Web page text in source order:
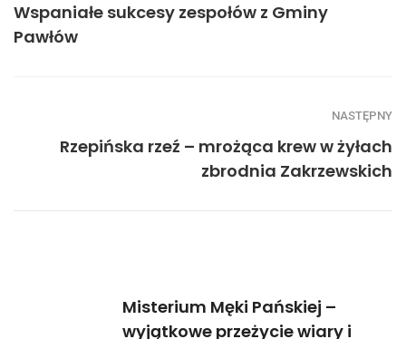
Wspaniałe sukcesy zespołów z Gminy
Pawłów
NASTĘPNY
Rzepińska rzeź – mrożąca krew w żyłach
zbrodnia Zakrzewskich
Misterium Męki Pańskiej –
wyjątkowe przeżycie wiary i